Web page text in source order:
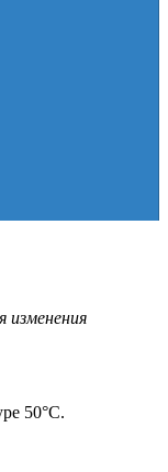
изменения
50°C.